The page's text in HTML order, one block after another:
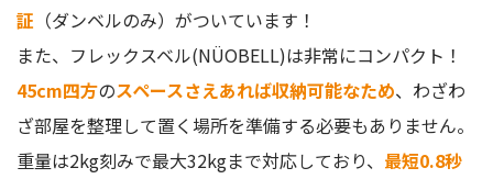
証 （ダンベルのみ）がついています！
また、フレックスベル(NÜOBELL)は非常にコンパクト！
45cm四方のスペースさえあれば収納可能なため、わざわ
ざ部屋を整理して置く場所を準備する必要もありません。
重量は2kg刻みで最大32kgまで対応しており、 最短0.8秒